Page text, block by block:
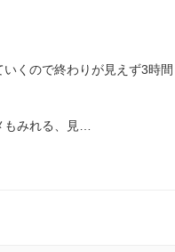
くので終わりが見えず3時間
みれる、見…